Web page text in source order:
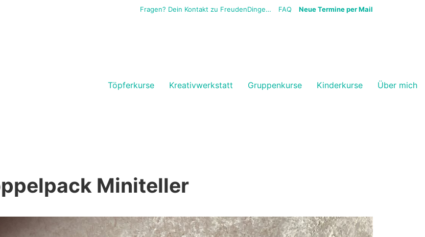
Fragen? Dein Kontakt zu FreudenDinge… FAQ Neue Termine per Mail
Töpferkurse Kreativwerkstatt Gruppenkurse Kinderkurse Über mich
Miniteller